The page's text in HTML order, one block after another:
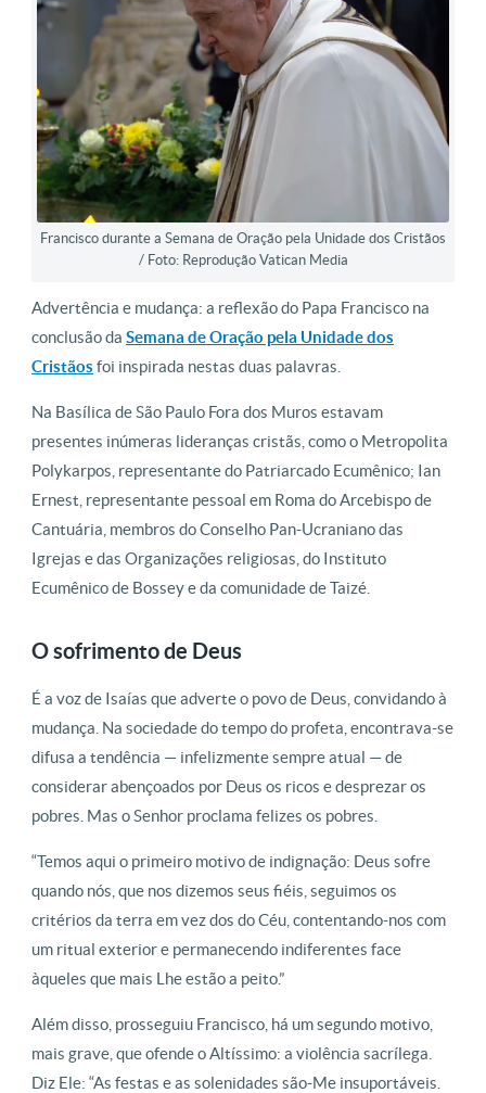
Francisco durante a Semana de Oração pela Unidade dos Cristãos
/ Foto: Reprodução Vatican Media
Advertência e mudança: a reflexão do Papa Francisco na
conclusão da Semana de Oração pela Unidade dos
Cristãos foi inspirada nestas duas palavras.
Na Basílica de São Paulo Fora dos Muros estavam
presentes inúmeras lideranças cristãs, como o Metropolita
Polykarpos, representante do Patriarcado Ecumênico; Ian
Ernest, representante pessoal em Roma do Arcebispo de
Cantuária, membros do Conselho Pan-Ucraniano das
Igrejas e das Organizações religiosas, do Instituto
Ecumênico de Bossey e da comunidade de Taizé.
O sofrimento de Deus
É a voz de Isaías que adverte o povo de Deus, convidando à
mudança. Na sociedade do tempo do profeta, encontrava-se
difusa a tendência — infelizmente sempre atual — de
considerar abençoados por Deus os ricos e desprezar os
pobres. Mas o Senhor proclama felizes os pobres.
“Temos aqui o primeiro motivo de indignação: Deus sofre
quando nós, que nos dizemos seus fiéis, seguimos os
critérios da terra em vez dos do Céu, contentando-nos com
um ritual exterior e permanecendo indiferentes face
àqueles que mais Lhe estão a peito.”
Além disso, prosseguiu Francisco, há um segundo motivo,
mais grave, que ofende o Altíssimo: a violência sacrílega.
Diz Ele: “As festas e as solenidades são-Me insuportáveis.